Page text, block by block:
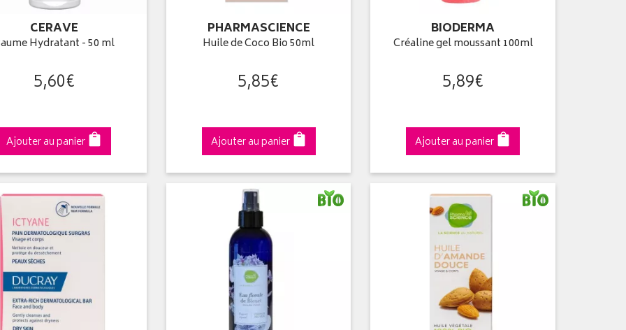
CERAVE
Hydratant - 50 ml
5,60€
Ajouter au panier
PHARMASCIENCE
Huile de Coco Bio 50ml
5,85€
Ajouter au panier
BIODERMA
Créaline gel moussant 100ml
5,89€
Ajouter au panier